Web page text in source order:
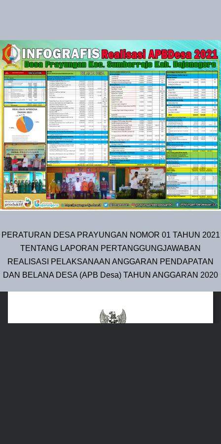
PERATURAN DESA PRAYUNGAN NOMOR 01 TAHUN 2021
TENTANG LAPORAN PERTANGGUNGJAWABAN
REALISASI PELAKSANAAN ANGGARAN PENDAPATAN
DAN BELANA DESA (APB Desa) TAHUN ANGGARAN 2020